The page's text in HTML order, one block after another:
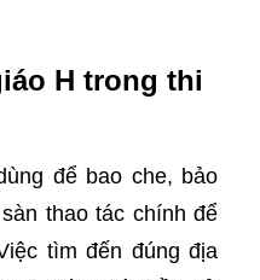
H trong thi
để bao che, bảo
thao tác chính để
tìm đến đúng địa